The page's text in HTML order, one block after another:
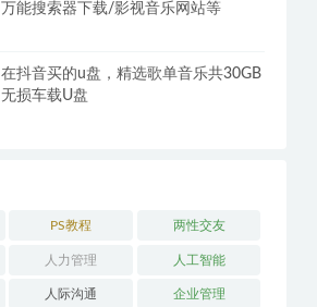
万能搜索器下载/影视音乐网站等
在抖音买的u盘，精选歌单音乐共30GB
无损车载U盘
PS教程 两性交友
人力管理 人工智能
人际沟通 企业管理